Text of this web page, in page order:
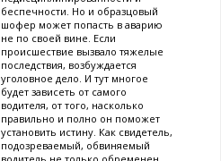
беспечности. Но и образцовый
шофер может попасть в аварию
не по своей вине. Если
происшествие вызвало тяжелые
последствия, возбуждается
уголовное дело. И тут многое
будет зависеть от самого
водителя, от того, насколько
правильно и полно он поможет
установить истину. Как свидетель,
подозреваемый, обвиняемый